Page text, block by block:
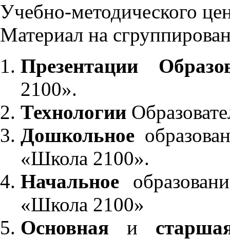
Учебно-методического
Материал на
Презентации
2100».
Технологии
Дошкольное
«Школа 2100».
Начальное
«Школа 2100»
Основнаяи